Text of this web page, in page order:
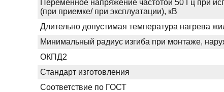
Переменное напряжение частотой 50 Гц при
(при приемке/ при эксплуатации), кВ
Длительно допустимая температура нагрева
Минимальный радиус изгиба при монтаже,
ОКПД2
Стандарт изготовления
Соответствие по ГОСТ